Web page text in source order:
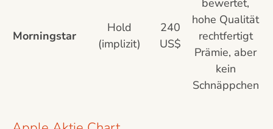
Morningstar
Hold
(implizit)
240
US$
bewertet,
hohe Qualität
rechtfertigt
Prämie, aber
kein
Schnäppchen